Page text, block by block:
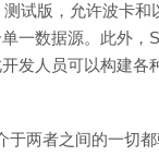
试版，允许波卡和
一数据源。此外，
发人员可以构建各
于两者之间的一切